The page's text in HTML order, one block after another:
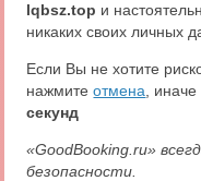
lqbsz.top и
никаких своих личных
Если Вы не хотите
нажмитеотмена ,
секунд
«GoodBooking.ru»
безопасности.